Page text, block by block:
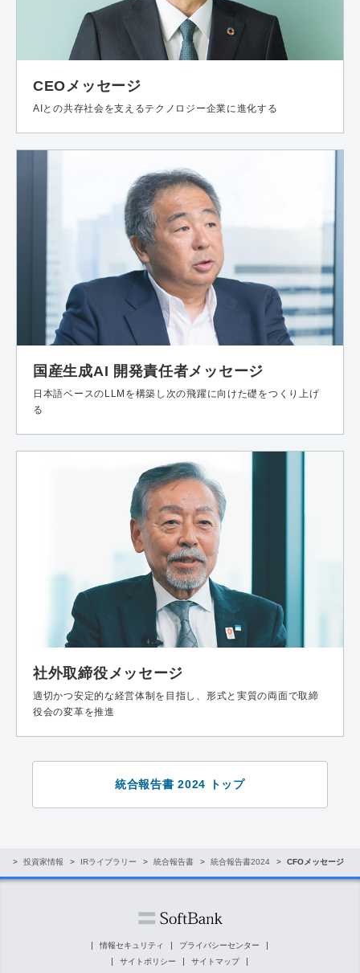
CEOメッセージ
AIとの共存社会を支えるテクノロジー企業に進化する
国産生成AI 開発責任者メッセージ
日本語ベースのLLMを構築し次の飛躍に向けた礎をつくり上げ
る
社外取締役メッセージ
適切かつ安定的な経営体制を目指し、形式と実質の両面で取締
役会の変革を推進
統合報告書 2024 トップ
投資家情報 IRライブラリー 統合報告書 統合報告書2024 CFOメッセージ
情報セキュリティ
プライバシーセンター
サイトポリシー
サイトマップ